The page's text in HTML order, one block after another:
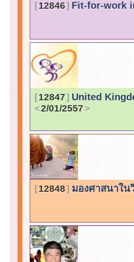
12846 Fit-for-work
12847 United
2/01/2557
12848 มองศาสนาใน